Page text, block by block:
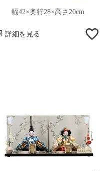
幅42×奥行28×高さ20cm
詳細を見る